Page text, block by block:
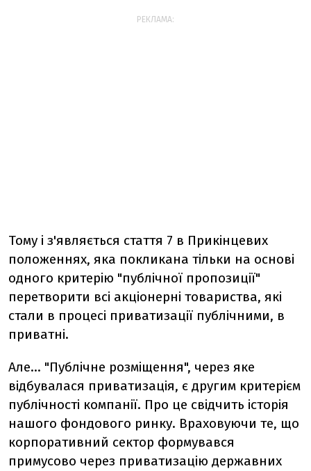
РЕКЛАМА:
Тому і з'являється стаття 7 в Прикінцевих
положеннях, яка покликана тільки на основі
одного критерію "публічної пропозиції"
перетворити всі акціонерні товариства, які
стали в процесі приватизації публічними, в
приватні.
Але… "Публічне розміщення", через яке
відбувалася приватизація, є другим критерієм
публічності компанії. Про це свідчить історія
нашого фондового ринку. Враховуючи те, що
корпоративний сектор формувався
примусово через приватизацію державних